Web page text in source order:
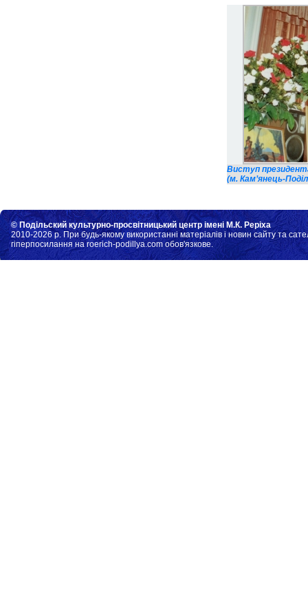
Виступ
(м. Кам’янець-
© Подільский культурно-просвітницький центр імені М.К. Реріха
2010-2026 р. При будь-якому використанні матеріалів і новин сайту та
гіперпосилання на roerich-podillya.com обов'язкове.